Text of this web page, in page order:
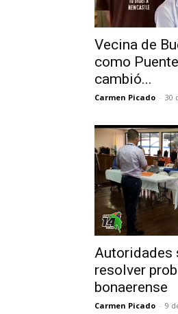
Vecina de
como
cambió...
Carmen Picado - 30
Autoridades
resolver
bonaerense
Carmen Picado - 9